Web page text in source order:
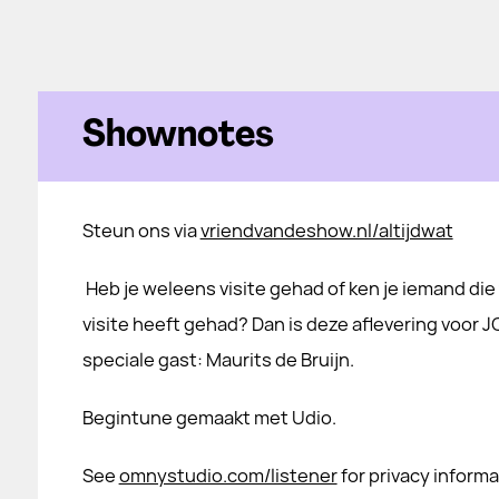
Shownotes
Steun ons viavriendvandeshow.nl/altijdwat
Heb je weleens visite gehad of ken je iemand
visite heeft gehad? Dan is deze aflevering voor
speciale gast: Maurits de Bruijn.
Begintune gemaakt met Udio.
Seeomnystudio.com/listenerfor privacy